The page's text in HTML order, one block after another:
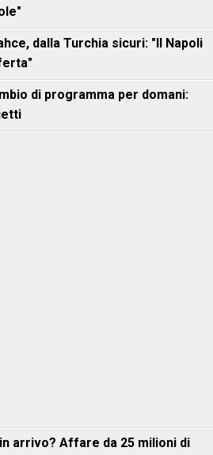
dalla Turchia sicuri: "Il Napoli
di programma per domani:
arrivo? Affare da 25 milioni di